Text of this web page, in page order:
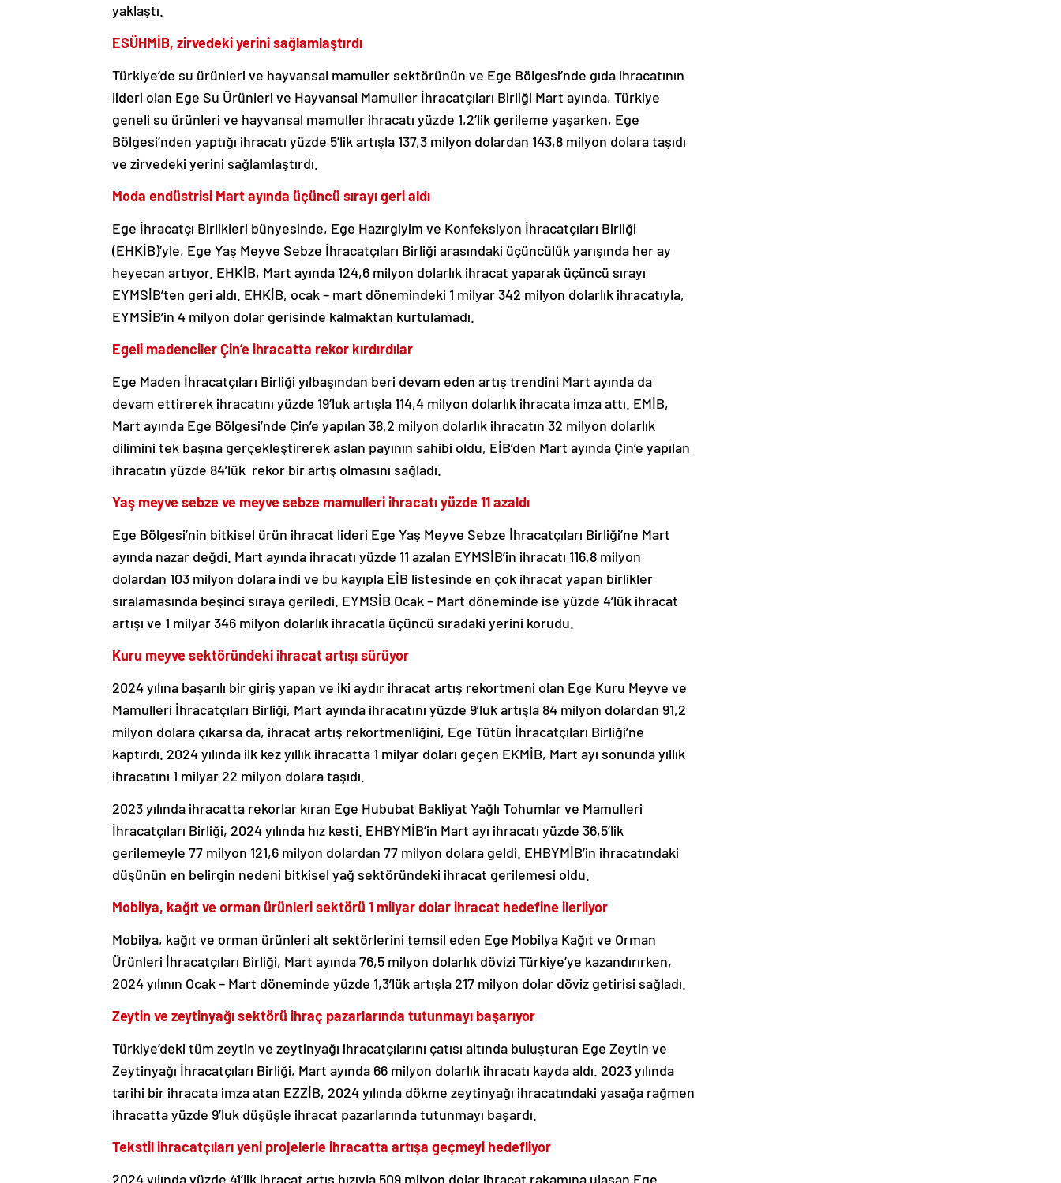
yaklaştı.
ESÜHMİB, zirvedeki yerini sağlamlaştırdı
Türkiye’de su ürünleri ve hayvansal mamuller sektörünün ve Ege Bölgesi’nde gıda ihracatının
lideri olan Ege Su Ürünleri ve Hayvansal Mamuller İhracatçıları Birliği Mart ayında, Türkiye
geneli su ürünleri ve hayvansal mamuller ihracatı yüzde 1,2’lik gerileme yaşarken, Ege
Bölgesi’nden yaptığı ihracatı yüzde 5’lik artışla 137,3 milyon dolardan 143,8 milyon dolara taşıdı
ve zirvedeki yerini sağlamlaştırdı.
Moda endüstrisi Mart ayında üçüncü sırayı geri aldı
Ege İhracatçı Birlikleri bünyesinde, Ege Hazırgiyim ve Konfeksiyon İhracatçıları Birliği
(EHKİB)’yle, Ege Yaş Meyve Sebze İhracatçıları Birliği arasındaki üçüncülük yarışında her ay
heyecan artıyor. EHKİB, Mart ayında 124,6 milyon dolarlık ihracat yaparak üçüncü sırayı
EYMSİB’ten geri aldı. EHKİB, ocak – mart dönemindeki 1 milyar 342 milyon dolarlık ihracatıyla,
EYMSİB’in 4 milyon dolar gerisinde kalmaktan kurtulamadı.
Egeli madenciler Çin’e ihracatta rekor kırdırdılar
Ege Maden İhracatçıları Birliği yılbaşından beri devam eden artış trendini Mart ayında da
devam ettirerek ihracatını yüzde 19’luk artışla 114,4 milyon dolarlık ihracata imza attı. EMİB,
Mart ayında Ege Bölgesi’nde Çin’e yapılan 38,2 milyon dolarlık ihracatın 32 milyon dolarlık
dilimini tek başına gerçekleştirerek aslan payının sahibi oldu, EİB’den Mart ayında Çin’e yapılan
ihracatın yüzde 84’lük rekor bir artış olmasını sağladı.
Yaş meyve sebze ve meyve sebze mamulleri ihracatı yüzde 11 azaldı
Ege Bölgesi’nin bitkisel ürün ihracat lideri Ege Yaş Meyve Sebze İhracatçıları Birliği’ne Mart
ayında nazar değdi. Mart ayında ihracatı yüzde 11 azalan EYMSİB’in ihracatı 116,8 milyon
dolardan 103 milyon dolara indi ve bu kayıpla EİB listesinde en çok ihracat yapan birlikler
sıralamasında beşinci sıraya geriledi. EYMSİB Ocak – Mart döneminde ise yüzde 4’lük ihracat
artışı ve 1 milyar 346 milyon dolarlık ihracatla üçüncü sıradaki yerini korudu.
Kuru meyve sektöründeki ihracat artışı sürüyor
2024 yılına başarılı bir giriş yapan ve iki aydır ihracat artış rekortmeni olan Ege Kuru Meyve ve
Mamulleri İhracatçıları Birliği, Mart ayında ihracatını yüzde 9’luk artışla 84 milyon dolardan 91,2
milyon dolara çıkarsa da, ihracat artış rekortmenliğini, Ege Tütün İhracatçıları Birliği’ne
kaptırdı. 2024 yılında ilk kez yıllık ihracatta 1 milyar doları geçen EKMİB, Mart ayı sonunda yıllık
ihracatını 1 milyar 22 milyon dolara taşıdı.
2023 yılında ihracatta rekorlar kıran Ege Hububat Bakliyat Yağlı Tohumlar ve Mamulleri
İhracatçıları Birliği, 2024 yılında hız kesti. EHBYMİB’in Mart ayı ihracatı yüzde 36,5’lik
gerilemeyle 77 milyon 121,6 milyon dolardan 77 milyon dolara geldi. EHBYMİB’in ihracatındaki
düşünün en belirgin nedeni bitkisel yağ sektöründeki ihracat gerilemesi oldu.
Mobilya, kağıt ve orman ürünleri sektörü 1 milyar dolar ihracat hedefine ilerliyor
Mobilya, kağıt ve orman ürünleri alt sektörlerini temsil eden Ege Mobilya Kağıt ve Orman
Ürünleri İhracatçıları Birliği, Mart ayında 76,5 milyon dolarlık dövizi Türkiye’ye kazandırırken,
2024 yılının Ocak – Mart döneminde yüzde 1,3’lük artışla 217 milyon dolar döviz getirisi sağladı.
Zeytin ve zeytinyağı sektörü ihraç pazarlarında tutunmayı başarıyor
Türkiye’deki tüm zeytin ve zeytinyağı ihracatçılarını çatısı altında buluşturan Ege Zeytin ve
Zeytinyağı İhracatçıları Birliği, Mart ayında 66 milyon dolarlık ihracatı kayda aldı. 2023 yılında
tarihi bir ihracata imza atan EZZİB, 2024 yılında dökme zeytinyağı ihracatındaki yasağa rağmen
ihracatta yüzde 9’luk düşüşle ihracat pazarlarında tutunmayı başardı.
Tekstil ihracatçıları yeni projelerle ihracatta artışa geçmeyi hedefliyor
2024 yılında yüzde 41’lik ihracat artış hızıyla 509 milyon dolar ihracat rakamına ulaşan Ege